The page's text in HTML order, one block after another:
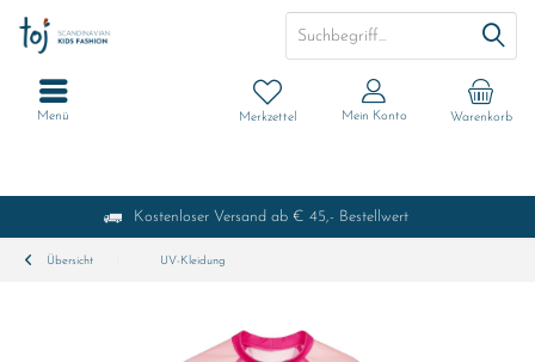
Kostenloser Versand ab € 45,- Bestellwert
Warenkorb
Merkzettel Mein Konto
Menü
Übersicht UV-Kleidung